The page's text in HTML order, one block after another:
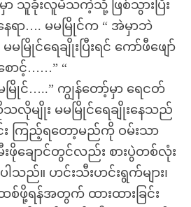
ာ သူခိုးလူမိသကဲ့သို့ ဖြစ်သွားပြီး
ေရာ…. မမမြိုင်က “ အဲမှာဘဲ
မြိုင်ရေချိုးပြီးရင် ကော်ဖီဖျော်
ာင့်……” “
…..” ကျွန်တော့်မှာ ရေငတ်
လိုမျိုး မမမြိုင်ရေချိုးနေသည်
း ကြည့်ရတော့မည်ကို ဝမ်းသာ
ဖိုချောင်တွင်လည်း စားပွဲတစ်လုံး
ါသည်။ ဟင်းသီးဟင်းရွက်များ၊
ထစ်ဖို့ရန်အတွက် ထားထားခြင်း